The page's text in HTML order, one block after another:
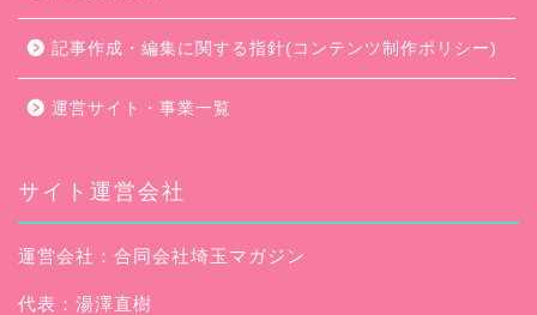
記事作成・編集に関する指針(コンテンツ制作ポリシー)
運営サイト・事業一覧
サイト運営会社
運営会社：合同会社埼玉マガジン
代表：湯澤直樹